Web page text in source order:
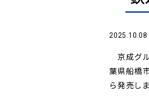
2025.10.08
京成グ
葉県船橋
ら発売しま